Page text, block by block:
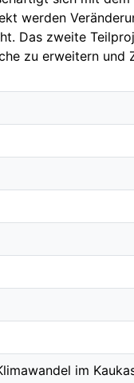
werden
Das zweite
zu erweitern und
im